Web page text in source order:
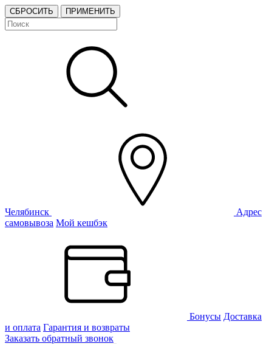
СБРОСИТЬ ПРИМЕНИТЬ
Челябинск
Адрес
самовывоза Мой кешбэк
Бонусы Доставка
и оплата Гарантия и возвраты
Заказать обратный звонок